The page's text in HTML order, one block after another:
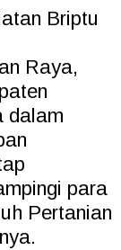
Briptu
Raya,
dalam
para
Pertanian